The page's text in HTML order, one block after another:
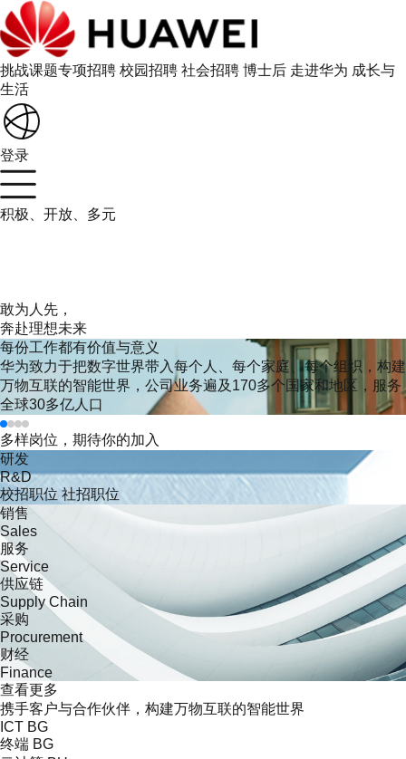
挑战课题专项招聘 校园招聘 社会招聘 博士后 走进华为 成长与
生活
登录
积极、开放、多元
敢为人先，
奔赴理想未来
每份工作都有价值与意义
华为致力于把数字世界带入每个人、每个家庭、每个组织，构建
万物互联的智能世界，公司业务遍及170多个国家和地区，服务
全球30多亿人口
多样岗位 ，期待你的加入
研发
R&D
校招职位社招职位
销售
Sales
服务
Service
供应链
Supply Chain
采购
Procurement
财经
Finance
查看更多
携手客户与合作伙伴， 构建万物互联的智能世界
ICT BG
终端 BG